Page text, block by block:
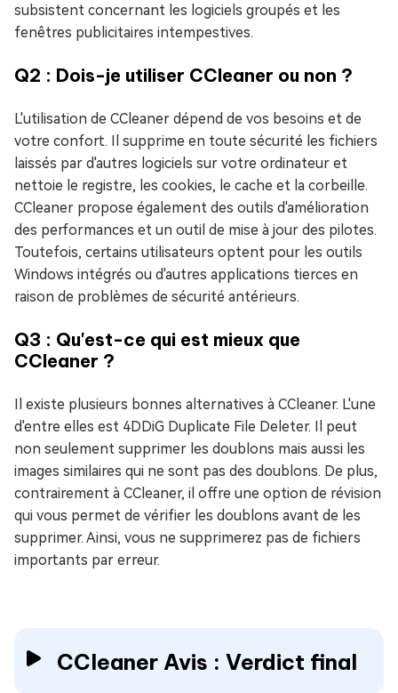
subsistent concernant les logiciels groupés et les
fenêtres publicitaires intempestives.
Q2 : Dois-je utiliser CCleaner ou non ?
L'utilisation de CCleaner dépend de vos besoins et de
votre confort. Il supprime en toute sécurité les fichiers
laissés par d'autres logiciels sur votre ordinateur et
nettoie le registre, les cookies, le cache et la corbeille.
CCleaner propose également des outils d'amélioration
des performances et un outil de mise à jour des pilotes.
Toutefois, certains utilisateurs optent pour les outils
Windows intégrés ou d'autres applications tierces en
raison de problèmes de sécurité antérieurs.
Q3 : Qu'est-ce qui est mieux que
CCleaner ?
Il existe plusieurs bonnes alternatives à CCleaner. L'une
d'entre elles est 4DDiG Duplicate File Deleter. Il peut
non seulement supprimer les doublons mais aussi les
images similaires qui ne sont pas des doublons. De plus,
contrairement à CCleaner, il offre une option de révision
qui vous permet de vérifier les doublons avant de les
supprimer. Ainsi, vous ne supprimerez pas de fichiers
importants par erreur.
CCleaner Avis : Verdict final